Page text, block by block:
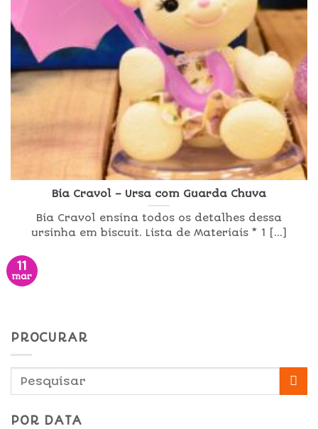
Bia Cravol – Ursa com Guarda Chuva
Bia Cravol ensina todos os detalhes dessa
ursinha em biscuit. Lista de Materiais * 1 [...]
11
mar
PROCURAR
POR DATA